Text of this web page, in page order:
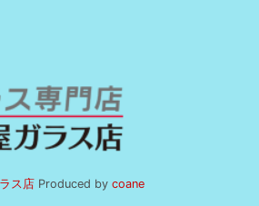
ス店 Produced bycoane